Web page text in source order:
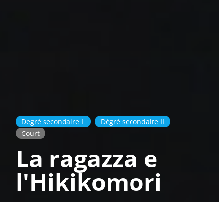
Degré secondaire I
Dégré secondaire II
Court
La ragazza e
l'Hikikomori